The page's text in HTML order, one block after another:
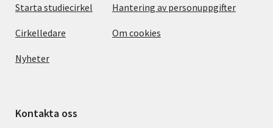
Starta studiecirkel
Cirkelledare
Nyheter
Hantering av personuppgifter
Om cookies
Kontakta oss